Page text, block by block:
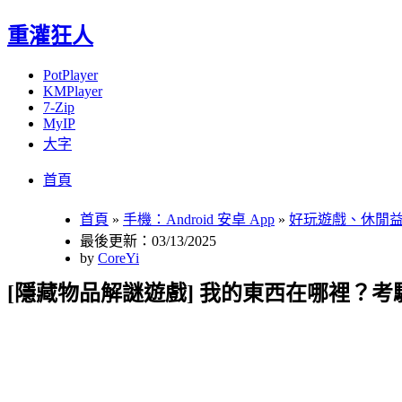
重灌狂人
PotPlayer
KMPlayer
7-Zip
MyIP
大字
首頁
首頁 » 手機：Android 安卓 App » 好玩遊戲、休閒
最後更新：03/13/2025
by CoreYi
[隱藏物品解謎遊戲] 我的東西在哪裡？